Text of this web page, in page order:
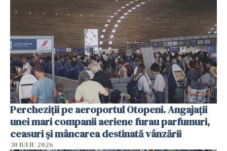
Percheziții pe aeroportul Otopeni. Angajații
unei mari companii aeriene furau parfumuri,
ceasuri și mâncarea destinată vânzării
30 IULIE 2026